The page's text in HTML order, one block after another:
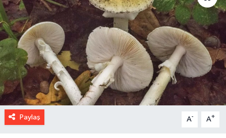
Paylaş A- A+